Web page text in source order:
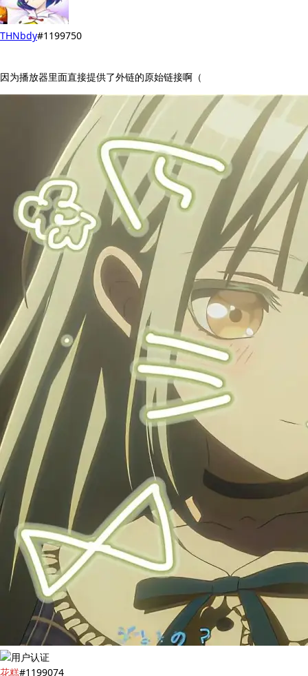
THNbdy#1199750
因为播放器里面直接提供了外链的原始链接啊（
花糕#1199074